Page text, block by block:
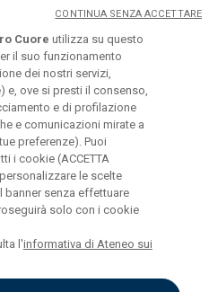
Il Sud
Cuore
Milano
Cuore utilizza su questo
il suo funzionamento
dei nostri servizi,
e, ove si presti il consenso,
e di profilazione
e comunicazioni mirate a
preferenze). Puoi
i cookie (ACCETTA
le scelte
banner senza effettuare
solo con i cookie
l'informativa di Ateneo sui
CONTINUA SENZA ACCETTARE